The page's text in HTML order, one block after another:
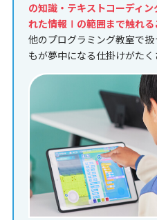
の知識・テキストコーディ
れた情報Ⅰの範囲まで触れる
他のプログラミング教室で
もが夢中になる仕掛けがたく